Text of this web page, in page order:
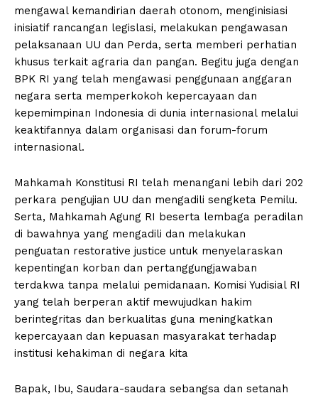
mengawal kemandirian daerah otonom, menginisiasi
inisiatif rancangan legislasi, melakukan pengawasan
pelaksanaan UU dan Perda, serta memberi perhatian
khusus terkait agraria dan pangan. Begitu juga dengan
BPK RI yang telah mengawasi penggunaan anggaran
negara serta memperkokoh kepercayaan dan
kepemimpinan Indonesia di dunia internasional melalui
keaktifannya dalam organisasi dan forum-forum
internasional.
Mahkamah Konstitusi RI telah menangani lebih dari 202
perkara pengujian UU dan mengadili sengketa Pemilu.
Serta, Mahkamah Agung RI beserta lembaga peradilan
di bawahnya yang mengadili dan melakukan
penguatan restorative justice untuk menyelaraskan
kepentingan korban dan pertanggungjawaban
terdakwa tanpa melalui pemidanaan. Komisi Yudisial RI
yang telah berperan aktif mewujudkan hakim
berintegritas dan berkualitas guna meningkatkan
kepercayaan dan kepuasan masyarakat terhadap
institusi kehakiman di negara kita
Bapak, Ibu, Saudara-saudara sebangsa dan setanah